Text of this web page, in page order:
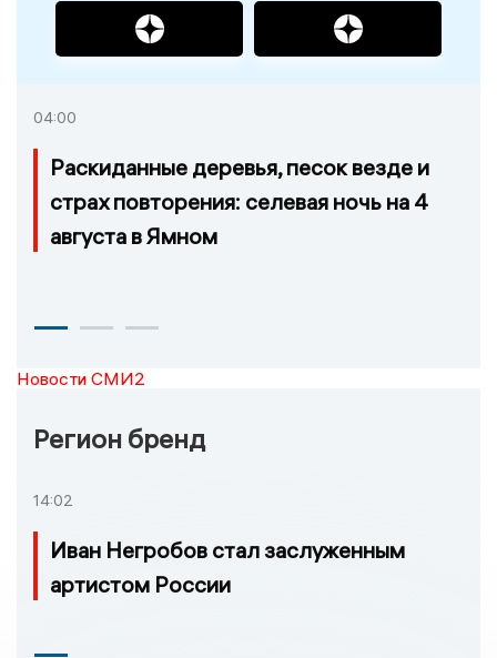
04:00
Раскиданные деревья, песок везде и
страх повторения: селевая ночь на 4
августа в Ямном
Новости СМИ2
Регион бренд
14:02
Иван Негробов стал заслуженным
артистом России